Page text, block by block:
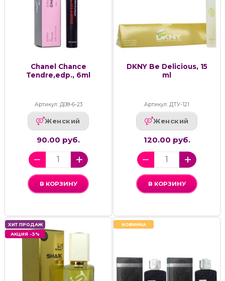
Chanel Chance
Tendre,edp., 6ml
Артикул: Д08-6-23
Женский
90.00 руб.
В КОРЗИНУ
DKNY Be Delicious, 15
ml
Артикул: ДТУ-121
Женский
120.00 руб.
В КОРЗИНУ
ХИТ ПРОДАЖ
АКЦИЯ -3%
НОВИНКА